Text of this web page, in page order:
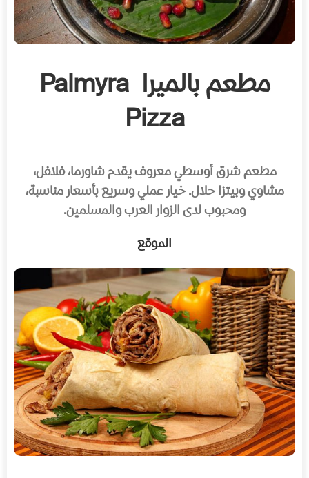
مطعم بالميرا Palmyra
Pizza
مطعم شرق أوسطي معروف يقدم شاورما، فلافل،
مشاوي وبيتزا حلال. خيار عملي وسريع بأسعار مناسبة،
ومحبوب لدى الزوار العرب والمسلمين.
الموقع